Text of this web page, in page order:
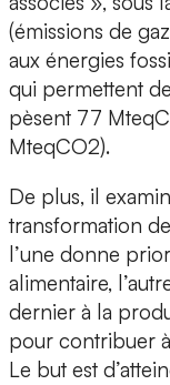
(émissions de
aux énergies
qui permettent
pèsent 77
MteqCO2).
De plus, il
transformation
l’une donne
alimentaire,
dernier à la
pour contribuer
Le but est